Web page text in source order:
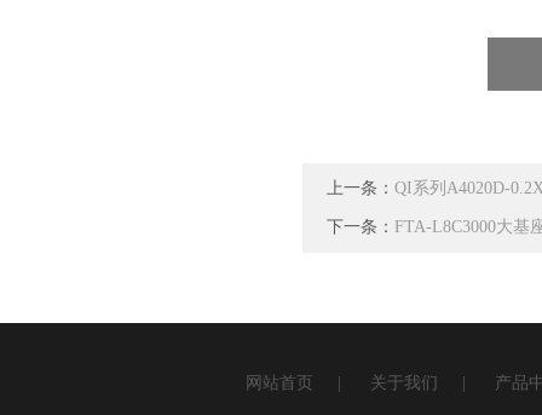
上一条： QI系列A4020D-
下一条： FTA-L8C3000大基
网站首页 关于我们 产品